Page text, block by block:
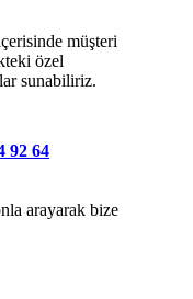
müşteri
özel
sunabiliriz.
92 64
arayarak bize